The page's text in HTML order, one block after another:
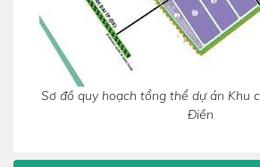
Sơ đồ quy hoạch tổng thể dự án Khu
Điền